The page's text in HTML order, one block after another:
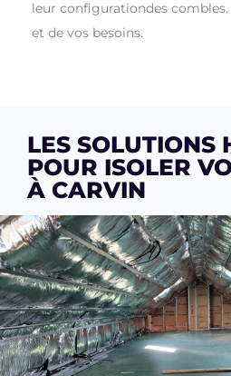
leur configuration
et de vos besoins.
des combles.
LES SOLUTIONS
POUR ISOLER
À CARVIN